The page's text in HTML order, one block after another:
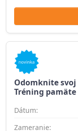
Odomknite
Tréning pamäte
Dátum:
Zameranie: